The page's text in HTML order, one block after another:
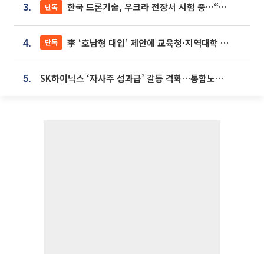
3. 단독 한국 드론기술, 우크라 전장서 시험 중…“스타트업 여러 곳 참여”
4. 단독 李 ‘호남형 대입’ 제안에 교육청·지역대학 서·논술형 입시 연계 '착수'
5. SK하이닉스 ‘자사주 성과급’ 갈등 격화…통합노조 출범 움직임